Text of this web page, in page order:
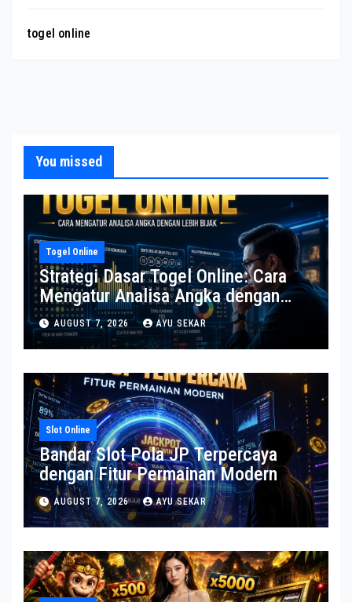
togel online
You missed
Togel Online
Strategi Dasar Togel Online: Cara
Mengatur Analisa Angka dengan
Lebih Bijak
AUGUST 7, 2026 AYU SEKAR
Slot Online
Bandar Slot Pola JP Terpercaya
dengan Fitur Permainan Modern
AUGUST 7, 2026 AYU SEKAR